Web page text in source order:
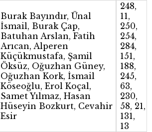
Burak Bayındır, Ünal
İsmail, Burak Çap,
Batuhan Arslan, Fatih
Arıcan, Alperen
Küçükmustafa, Şamil
Öksüz, Oğuzhan Güney,
Oğuzhan Kork, İsmail
Köseoğlu, Erol Koçal,
Samet Yılmaz, Hasan
Hüseyin Bozkurt, Cevahir
Esir
248,
11,
250,
254,
284,
151,
188,
245,
63,
230,
58, 21,
131,
13